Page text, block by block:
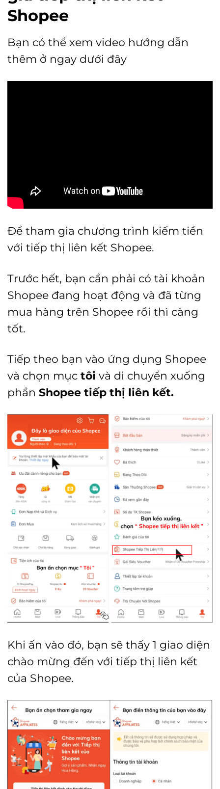
Shopee
Bạn có thể xem video hướng dẫn
thêm ở ngay dưới đây
Để tham gia chương trình kiếm tiền
với tiếp thị liên kết Shopee.
Trước hết, bạn cần phải có tài khoản
Shopee đang hoạt động và đã từng
mua hàng trên Shopee rồi thì càng
tốt.
Tiếp theo bạn vào ứng dụng Shopee
và chọn mục tôi và di chuyển xuống
phần Shopee tiếp thị liên kết.
Khi ấn vào đó, bạn sẽ thấy 1 giao diện
chào mừng đến với tiếp thị liên kết
của Shopee.